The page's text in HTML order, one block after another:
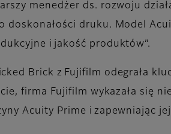
menedżer ds. rozwoju
doskonałości druku. Model
i jakość produktów”.
Brick z Fujifilm odegrała
firma Fujifilm wykazała się
Acuity Prime i zapewniając